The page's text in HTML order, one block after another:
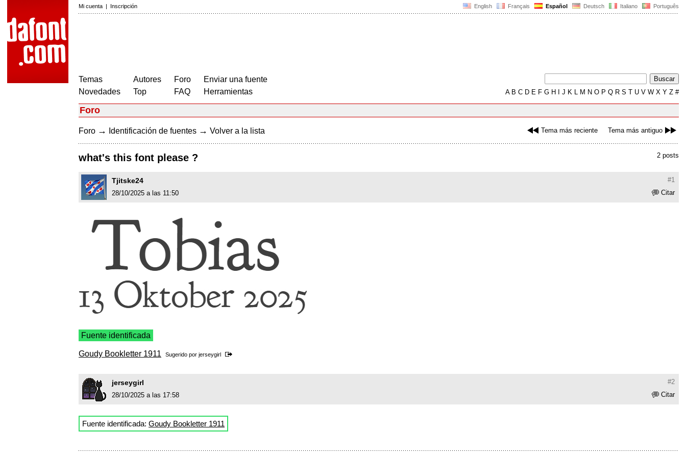
English Français Español Deutsch Italiano Português
Mi cuenta | Inscripción
Temas
Novedades
Autores
Top
Foro
FAQ
Enviar una fuente
Herramientas
AB C D E F G H J K L M N O P Q R S T U V W X Y Z #
Foro
Tema más reciente Tema más antiguo
Foro → Identificación de fuentes → Volver a la lista
2 posts
what's this font please ?
#1
Tjitske24
Citar
28/10/2025 a las 11:50
Fuente identificada
Goudy Bookletter 1911 Sugerido por jerseygirl
#2
jerseygirl
Citar
28/10/2025 a las 17:58
Fuente identificada: Goudy Bookletter 1911